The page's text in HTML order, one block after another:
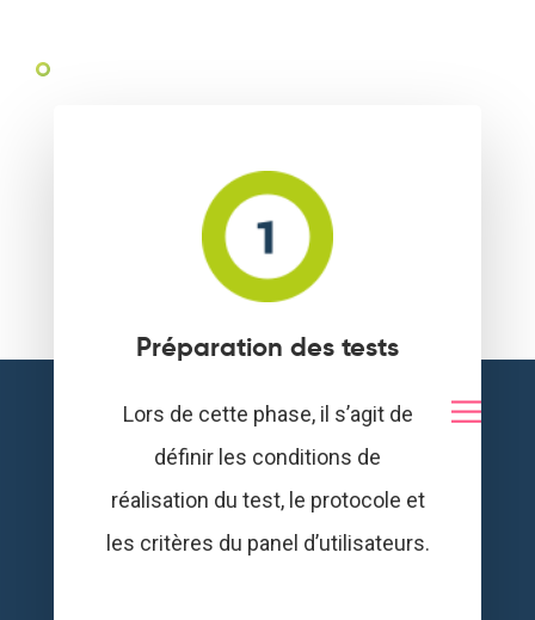
Préparation des tests
Lors de cette phase, il s’agit de
définir les conditions de
réalisation du test, le protocole et
les critères du panel d’utilisateurs.